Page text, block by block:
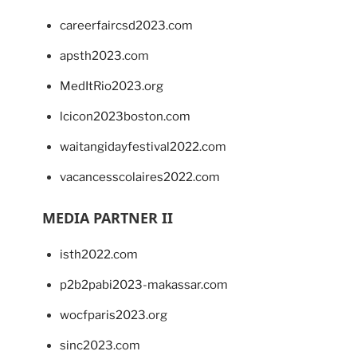
careerfaircsd2023.com
apsth2023.com
MedItRio2023.org
lcicon2023boston.com
waitangidayfestival2022.com
vacancesscolaires2022.com
MEDIA PARTNER II
isth2022.com
p2b2pabi2023-makassar.com
wocfparis2023.org
sinc2023.com